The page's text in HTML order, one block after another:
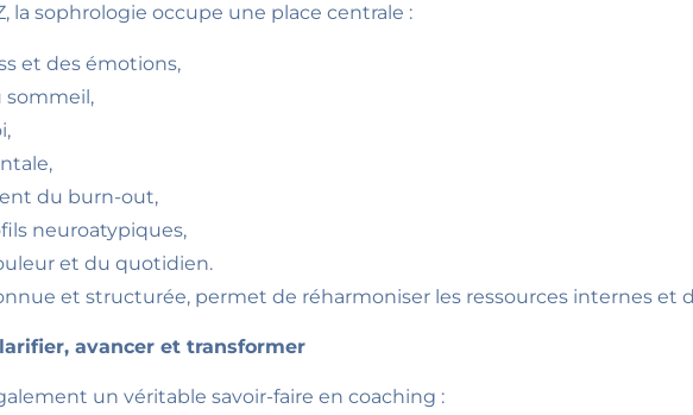
la sophrologie occupe une place centrale :
et des émotions,
sommeil,
du burn-out,
neuroatypiques,
et du quotidien.
et structurée, permet de réharmoniser les ressources internes et
avancer et transformer
un véritable savoir-faire en coaching :